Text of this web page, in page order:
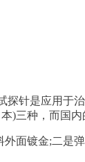
是应用于
)三种，而国内
镀金;二是